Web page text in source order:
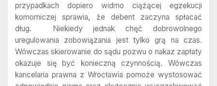
przypadkach dopiero widmo ciążącej egzekucji
komorniczej sprawia, że debent zaczyna spłacać
dług. Niekiedy jednak chęć dobrowolnego
uregulowania zobowiązania jest tylko grą na czas.
Wówczas skierowanie do sądu pozwu o nakaz zapłaty
okazuje się być konieczną czynnością. Wówczas
kancelaria prawna z Wrocławia pomoże wystosować